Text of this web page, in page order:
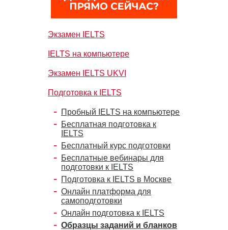
Экзамен IELTS
IELTS на компьютере
Экзамен IELTS UKVI
Подготовка к IELTS
Пробный IELTS на компьютере
Бесплатная подготовка к
IELTS
Бесплатный курс подготовки
Бесплатные вебинары для
подготовки к IELTS
Подготовка к IELTS в Москве
Онлайн платформа для
самоподготовки
Онлайн подготовка к IELTS
Образцы заданий и бланков